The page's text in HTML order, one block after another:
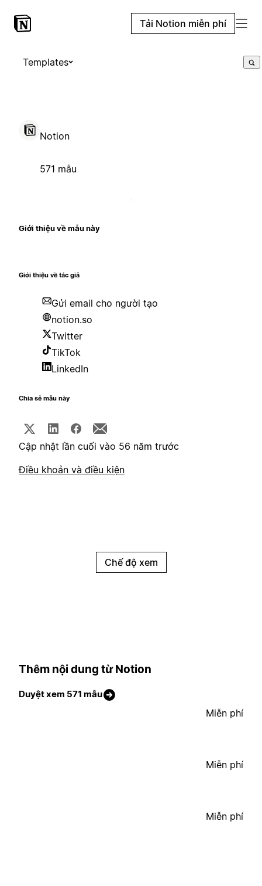
Tải Notion miễn phí
Templates
Notion
571 mẫu
Giới thiệu về mẫu này
Giới thiệu về tác giả
Gửi email cho người tạo
notion.so
Twitter
TikTok
LinkedIn
Chia sẻ mẫu này
Cập nhật lần cuối vào 56 năm trước
Điều khoản và điều kiện
Chế độ xem
Thêm nội dung từ Notion
Duyệt xem 571 mẫu
Miễn phí
Miễn phí
Miễn phí